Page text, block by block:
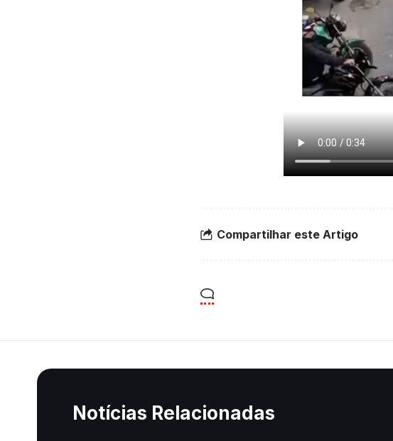
Compartilhar este Artigo
Notícias Relacionadas